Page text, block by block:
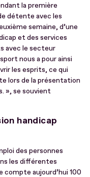
la première
détente avec les
semaine, d’une
et des services
avec le secteur
nous a pour ainsi
les esprits, ce qui
lors de la présentation
», se souvient
handicap
des personnes
les différentes
aujourd’hui 100